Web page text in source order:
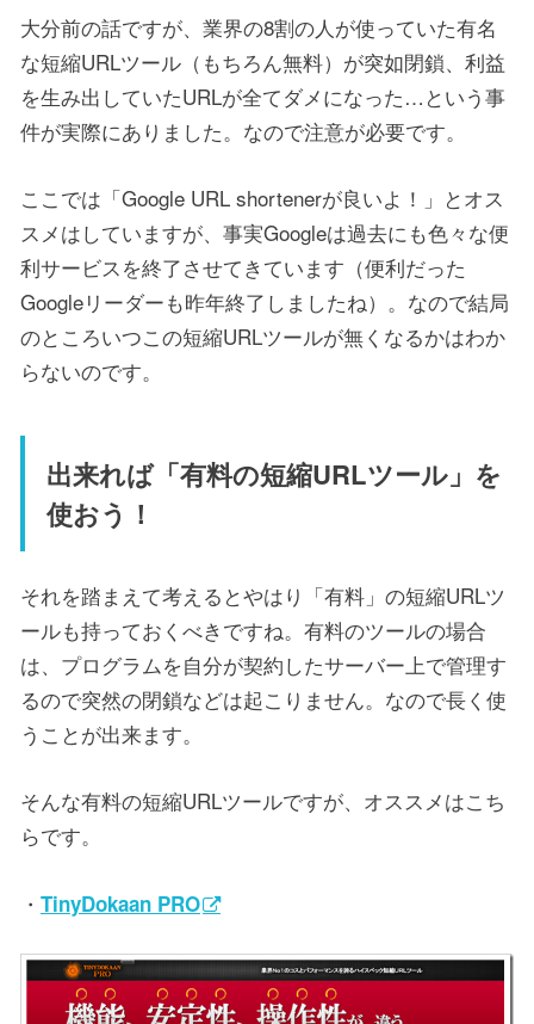
大分前の話ですが、業界の8割の人が使っていた有名
な短縮URLツール（もちろん無料）が突如閉鎖、利益
を生み出していたURLが全てダメになった…という事
件が実際にありました。なので注意が必要です。
ここでは「Google URL shortenerが良いよ！」とオス
スメはしていますが、事実Googleは過去にも色々な便
利サービスを終了させてきています（便利だった
Googleリーダーも昨年終了しましたね）。なので結局
のところいつこの短縮URLツールが無くなるかはわか
らないのです。
出来れば「有料の短縮URLツール」を
使おう！
それを踏まえて考えるとやはり「有料」の短縮URLツ
ールも持っておくべきですね。有料のツールの場合
は、プログラムを自分が契約したサーバー上で管理す
るので突然の閉鎖などは起こりません。なので長く使
うことが出来ます。
そんな有料の短縮URLツールですが、オススメはこち
らです。
・ TinyDokaan PRO